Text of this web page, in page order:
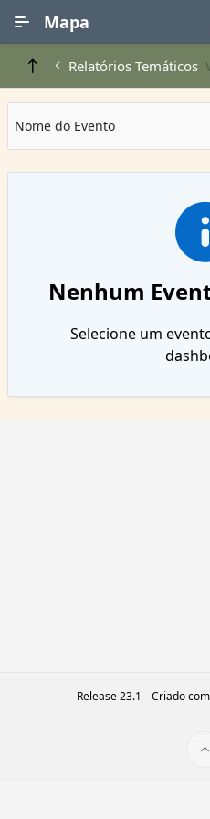
Mapa
Relatórios Temáticos
Nome do Evento
Nenhum
Selecione um
Release 23.1 Criado com